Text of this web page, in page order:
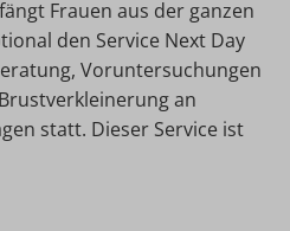
Frauen aus der ganzen
den Service Next Day
Voruntersuchungen
an
statt. Dieser Service ist